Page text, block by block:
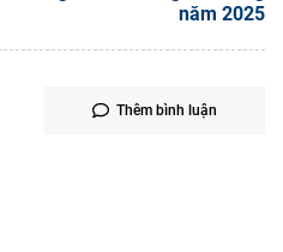
năm 2025
Thêm bình luận